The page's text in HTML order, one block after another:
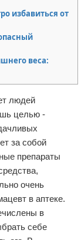
избавиться от
веса:
людей
целью -
за собой
препараты
очень
в аптеке.
в
себе